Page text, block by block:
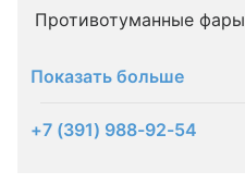
Противотуманные фары
Показать больше
+7 (391) 988-92-54